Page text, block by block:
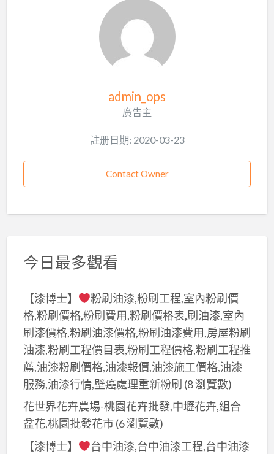
admin_ops
廣告主
註册日期: 2020-03-23
Contact Owner
今日最多觀看
【漆博士】
粉刷油漆,粉刷工程,室內粉刷價
格,粉刷價格,粉刷費用,粉刷價格表,刷油漆,室內
刷漆價格,粉刷油漆價格,粉刷油漆費用,房屋粉刷
油漆,粉刷工程價目表,粉刷工程價格,粉刷工程推
薦,油漆粉刷價格,油漆報價,油漆施工價格,油漆
服務,油漆行情,壁癌處理重新粉刷 (8 瀏覽數)
花世界花卉農場-桃園花卉批發,中壢花卉,組合
盆花,桃園批發花市(6 瀏覽數)
【漆博士】
台中油漆,台中油漆工程,台中油漆